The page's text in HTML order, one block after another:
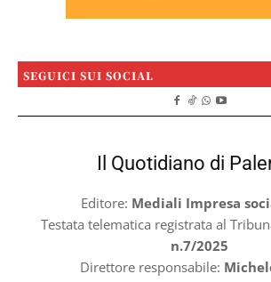
SEGUICI SUI SOCIAL
Il Quotidiano di
Editore: Mediali Impresa
Testata telematica registrata al
n.7/2025
Direttore responsabile: